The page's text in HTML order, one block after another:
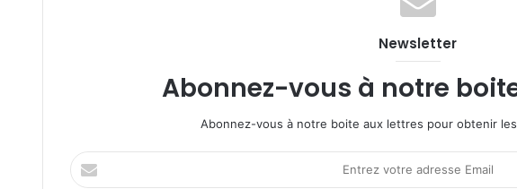
Newsletter
Abonnez-vous à notre
Abonnez-vous à notre boite aux lettres pour obtenir
Entrez
votre